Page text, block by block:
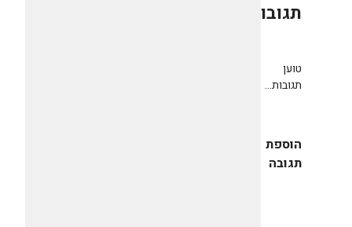
תגובות
טוען
תגובות...
הוספת
תגובה